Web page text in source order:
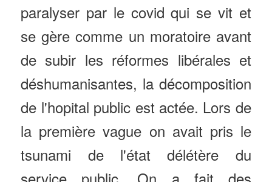
paralyser par le covid qui se vit et
se gère comme un moratoire avant
de subir les réformes libérales et
déshumanisantes, la décomposition
de l'hopital public est actée. Lors de
la première vague on avait pris le
tsunami de l'état délétère du